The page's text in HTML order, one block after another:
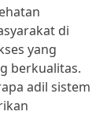
di
yang
berkualitas.
adil sistem